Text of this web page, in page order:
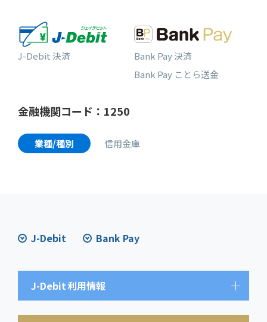
J-Debit 決済
Bank Pay 決済
Bank Pay ことら送金
金融機関コード：1250
業種/種別 信用金庫
J-Debit Bank Pay
J-Debit利用情報